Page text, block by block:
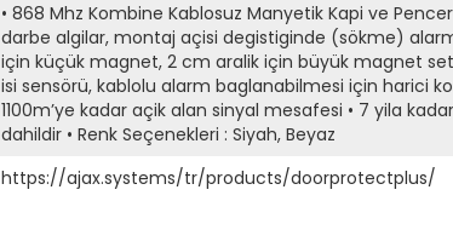
• 868 Mhz Kombine Kablosuz Manyetik Kapi ve
darbe algilar, montaj açisi degistiginde (sökme)
için küçük magnet, 2 cm aralik için büyük magnet set
isi sensörü, kablolu alarm baglanabilmesi için harici
1100m’ye kadar açik alan sinyal mesafesi • 7 yila
dahildir • Renk Seçenekleri : Siyah, Beyaz
https://ajax.systems/tr/products/doorprotectplus/